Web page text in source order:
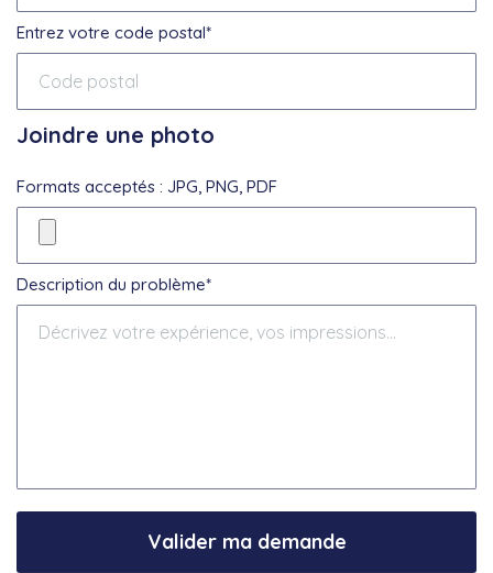
Entrez votre code postal*
Joindre une photo
Formats acceptés : JPG, PNG, PDF
Description du problème*
Valider ma demande